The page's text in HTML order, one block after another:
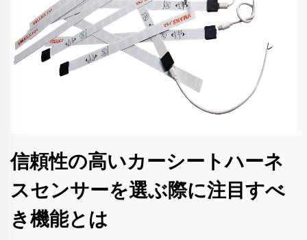
信頼性の高いカーシートハーネ
スセンサーを選ぶ際に注目すべ
き機能とは